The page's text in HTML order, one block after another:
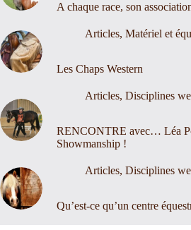
A chaque race, son
Articles, Matériel et
Les Chaps Western
Articles, Disciplines
RENCONTRE avec… Léa
Showmanship !
Articles, Disciplines
Qu’est-ce qu’un centre